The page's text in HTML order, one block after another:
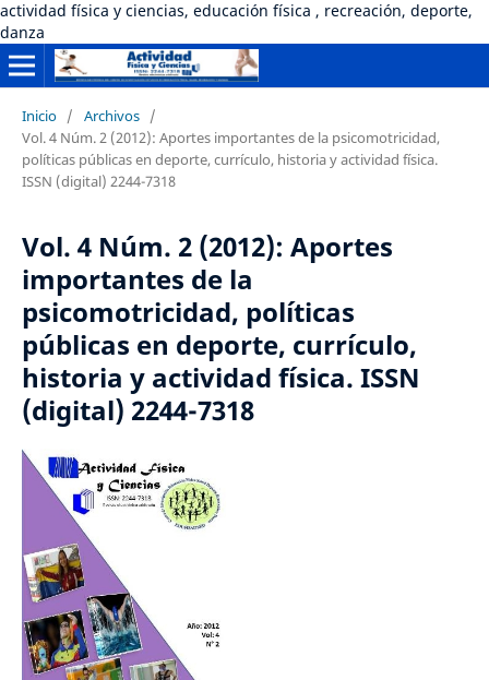
actividad física y ciencias, educación física , recreación, deporte,
danza
Inicio / Archivos /
Vol. 4 Núm. 2 (2012): Aportes importantes de la psicomotricidad,
políticas públicas en deporte, currículo, historia y actividad física.
ISSN (digital) 2244-7318
Vol. 4 Núm. 2 (2012): Aportes
importantes de la
psicomotricidad, políticas
públicas en deporte, currículo,
historia y actividad física. ISSN
(digital) 2244-7318